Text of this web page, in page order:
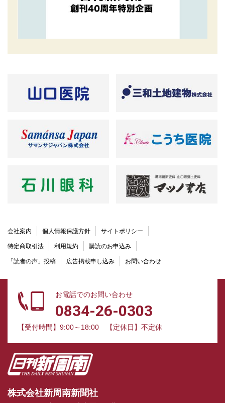
会社案内 個人情報保護方針 サイトポリシー
特定商取引法 利用規約 購読のお申込み
「読者の声」投稿 広告掲載申し込み お問い合わせ
お電話でのお問い合わせ
0834-26-0303
【受付時間】9:00～18:00 【定休日】不定休
株式会社新周南新聞社